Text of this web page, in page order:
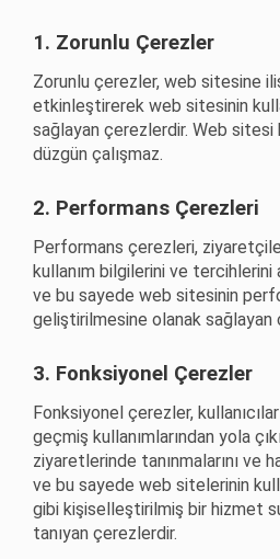
1. Zorunlu Çerezler
Zorunlu çerezler, web sitesine
etkinleştirerek web sitesinin
sağlayan çerezlerdir. Web
düzgün çalışmaz.
2. Performans Çerezleri
Performans çerezleri,
kullanım bilgilerini ve
ve bu sayede web sitesinin
geliştirilmesine olanak sağlayan
3. Fonksiyonel Çerezler
Fonksiyonel çerezler,
geçmiş kullanımlarından yola
ziyaretlerinde tanınmalarını ve
ve bu sayede web sitelerinin
gibi kişiselleştirilmiş bir hizmet
tanıyan çerezlerdir.